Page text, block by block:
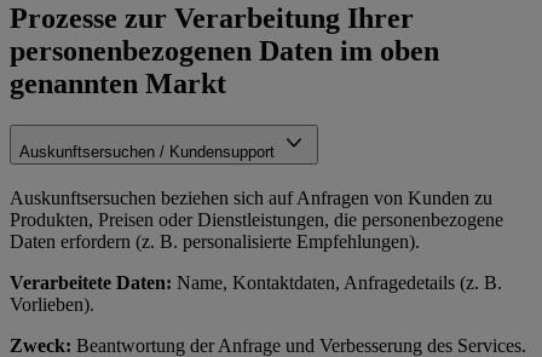
Prozesse zur Verarbeitung Ihrer
personenbezogenen Daten im oben
genannten Markt
Auskunftsersuchen / Kundensupport
Auskunftsersuchen beziehen sich auf Anfragen von Kunden zu
Produkten, Preisen oder Dienstleistungen, die personenbezogene
Daten erfordern (z. B. personalisierte Empfehlungen).
Verarbeitete Daten: Name, Kontaktdaten, Anfragedetails (z. B.
Vorlieben).
Zweck: Beantwortung der Anfrage und Verbesserung des Services.